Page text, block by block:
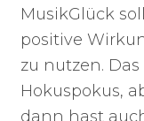
MusikGlück
positive
zu nutzen.
Hokuspokus,
dann hast